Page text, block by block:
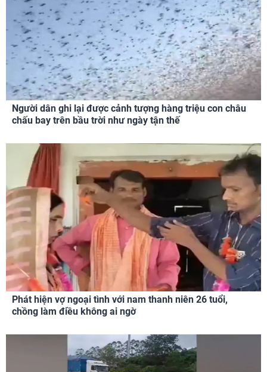
Người dân ghi lại được cảnh tượng hàng triệu con châu
chấu bay trên bầu trời như ngày tận thế
Phát hiện vợ ngoại tình với nam thanh niên 26 tuổi,
chồng làm điều không ai ngờ